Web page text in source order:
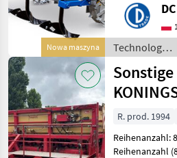
Nowa maszyna
S2R1 - Reihenabstand: 62, 5
- 67, 5 cm -
kg -
Technologia
ziemniaczana
/ Sonstige
Sonstige
- 8
R. prod. 1994
Reihenanzahl:
Reihenanzahl